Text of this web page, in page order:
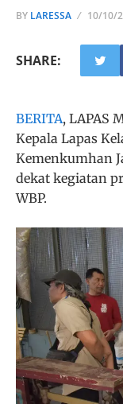
BY LARESSA 10/10/
SHARE:
BERITA, LAPAS
Kepala Lapas
Kemenkumhan
dekat kegiatan
WBP.